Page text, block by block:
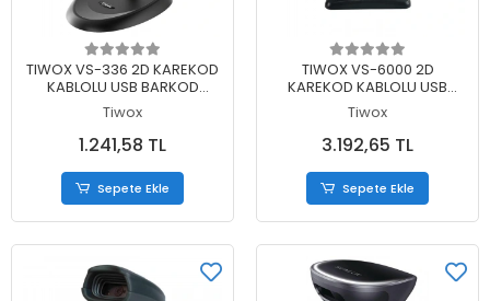
Sepete Ekle
TIWOX VS-336 2D KAREKOD
KABLOLU USB BARKOD
OKUYUCU + STAND
Tiwox
1.241,58 TL
Sepete Ekle
Sepete Ekle
TIWOX VS-6000 2D
KAREKOD KABLOLU USB
MASAÜSTÜ BARKOD
OKUYUCU
Tiwox
3.192,65 TL
Sepete Ekle